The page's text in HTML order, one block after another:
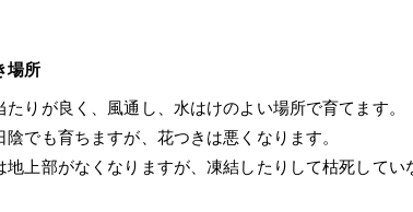
場所
たりが良く、風通し、水はけのよい場所で育てます。
陰でも育ちますが、花つきは悪くなります。
地上部がなくなりますが、凍結したりして枯死してい